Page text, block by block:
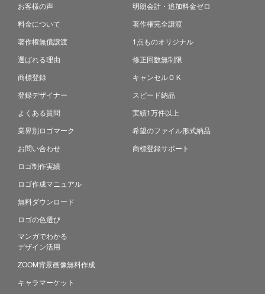
お客様の声
料金について
著作権無償譲渡
選ばれる理由
商標登録
登録デザイナー
よくある質問
業界別ロゴマーク
お問い合わせ
ロゴ制作実績
ロゴ作成マニュアル
無料ダウンロード
ロゴの色選び
マンガでわかる
デザイン活用
ZOOM背景画像無料作成
キャラマーケット
明朗会計・追加料金ゼロ
著作権完全譲渡
1点ものオリジナル
修正回数無制限
キャンセルＯＫ
スピード納品
実績1万件以上
希望のファイル形式納品
商標登録サポート